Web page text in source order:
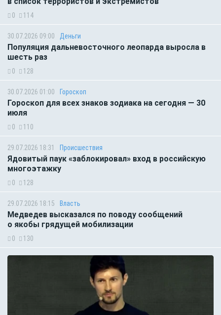
0 114
30.07.2026 09:00 Деньги
Популяция дальневосточного леопарда выросла в
шесть раз
0 128
30.07.2026 01:00 Гороскоп
Гороскоп для всех знаков зодиака на сегодня — 30
июля
0 110
29.07.2026 18:31 Происшествия
Ядовитый паук «заблокировал» вход в российскую
многоэтажку
0 128
29.07.2026 18:15 Власть
Медведев высказался по поводу сообщений
о якобы грядущей мобилизации
0 130